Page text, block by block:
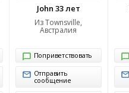
John 33 лет
Из Townsville,
Австралия
Поприветствовать
Отправить
сообщение